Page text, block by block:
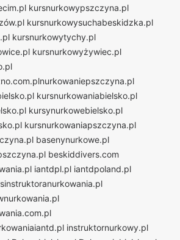
kursnurkowypszczyna.pl
kursnurkowysuchabeskidzka.pl
kursnurkowytychy.pl
kursnurkowyżywiec.pl
kursnurkowaniabielsko.pl
kursynurkowebielsko.pl
kursnurkowaniapszczyna.pl
basenynurkowe.pl
beskiddivers.com
iantdpl.pl iantdpoland.pl
instruktornurkowy.pl